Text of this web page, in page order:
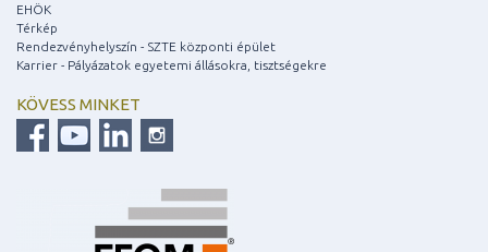
EHÖK
Térkép
Rendezvényhelyszín - SZTE központi épület
Karrier - Pályázatok egyetemi állásokra, tisztségekre
KÖVESS MINKET